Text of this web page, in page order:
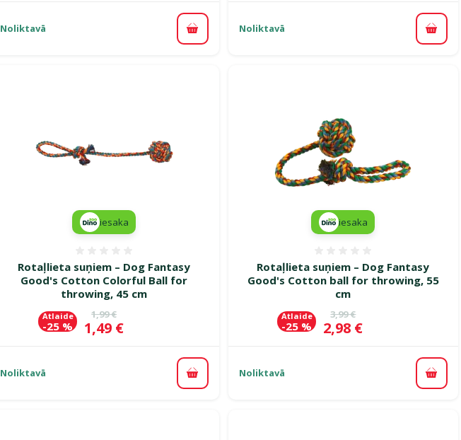
grozam
Noliktavā Pievienot grozam
Noliktavā
grozam
Rotaļlieta suņiem – Dog Fantasy
Good's Cotton Colorful Ball for
throwing, 45 cm
Oriģinālā cena
1,99 €
Cena
1,49 €
Atlaide
-25 %
iesaka
Noliktavā Pievienot grozam
Rotaļlieta suņiem – Dog Fantasy
Good's Cotton ball for throwing, 55
cm
Oriģinālā cena
3,99 €
Cena
2,98 €
Atlaide
-25 %
iesaka
Noliktavā